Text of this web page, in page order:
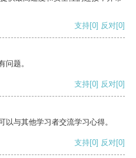
支持[0] 反对[0]
问题。
支持[0] 反对[0]
与其他学习者交流学习心得。
支持[0] 反对[0]